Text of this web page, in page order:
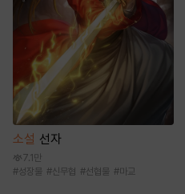
소설 선자
7.1만
#성장물 #신무협 #선협물 #마교